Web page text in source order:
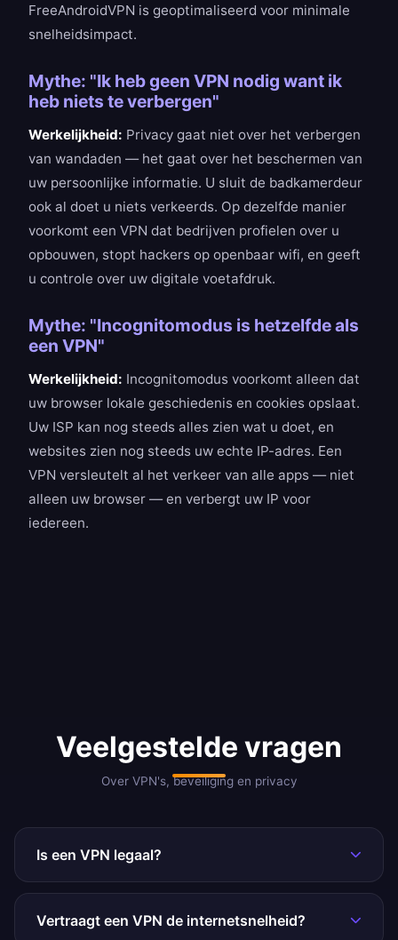
FreeAndroidVPN is geoptimaliseerd voor minimale
snelheidsimpact.
Mythe: "Ik heb geen VPN nodig want ik
heb niets te verbergen"
Werkelijkheid: Privacy gaat niet over het verbergen
van wandaden — het gaat over het beschermen van
uw persoonlijke informatie. U sluit de badkamerdeur
ook al doet u niets verkeerds. Op dezelfde manier
voorkomt een VPN dat bedrijven profielen over u
opbouwen, stopt hackers op openbaar wifi, en geeft
u controle over uw digitale voetafdruk.
Mythe: "Incognitomodus is hetzelfde als
een VPN"
Werkelijkheid: Incognitomodus voorkomt alleen dat
uw browser lokale geschiedenis en cookies opslaat.
Uw ISP kan nog steeds alles zien wat u doet, en
websites zien nog steeds uw echte IP-adres. Een
VPN versleutelt al het verkeer van alle apps — niet
alleen uw browser — en verbergt uw IP voor
iedereen.
Veelgestelde vragen
Over VPN's, beveiliging en privacy
Is een VPN legaal?
VPN's zijn volkomen legaal in de meeste landen, waaronder
de Verenigde Staten, het Verenigd Koninkrijk, Canada,
Australië en het grootste deel van Europa. Sommige landen
Vertraagt een VPN de internetsnelheid?